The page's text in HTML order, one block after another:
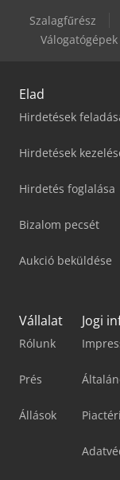
Szalagfűrész
Válogatógépek
Elad
Hirdetések
Hirdetések
Hirdetés foglalása
Bizalom pecsét
Aukció beküldése
Vállalat
Rólunk
Prés
Állások
Jogi